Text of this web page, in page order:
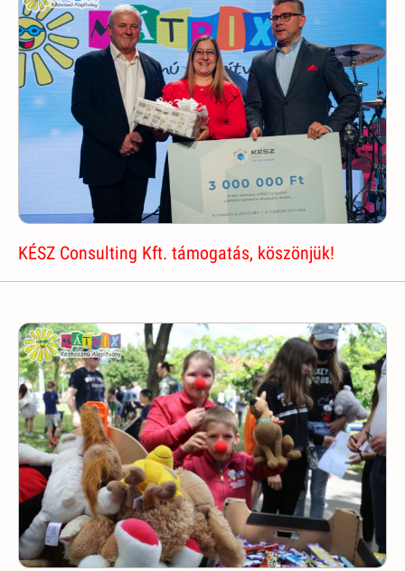
KÉSZ Consulting Kft. támogatás, köszönjük!